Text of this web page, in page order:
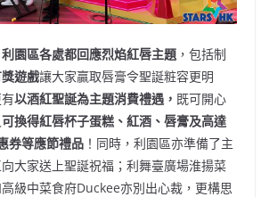
利園區各處都回應烈焰紅唇主題 ，包括制
獎遊戲讓大家贏取唇膏令聖誕粧容更明
以酒紅聖誕為主題消費禮遇 ， 既可開心
可換得紅唇杯子蛋糕、紅酒、唇膏及高達
券等應節禮品 ！同時，利園區亦準備了主
大家送上聖誕祝福；利舞臺廣場淮揚菜
級中菜食府Duckee亦別出心裁，更構思